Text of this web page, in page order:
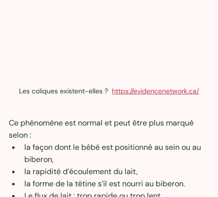
Les coliques existent-elles ? https://evidencenetwork.ca/
Ce phénomène est normal et peut être plus marqué
selon :
la façon dont le bébé est positionné au sein ou au
biberon,
la rapidité d’écoulement du lait,
la forme de la tétine s’il est nourri au biberon.